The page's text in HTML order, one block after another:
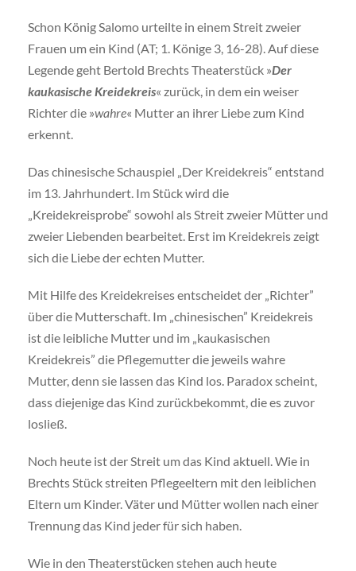
Schon König Salomo urteilte in einem Streit zweier
Frauen um ein Kind (AT; 1. Könige 3, 16-28). Auf diese
Legende geht Bertold Brechts Theaterstück »Der
kaukasische Kreidekreis« zurück, in dem ein weiser
Richter die »wahre« Mutter an ihrer Liebe zum Kind
erkennt.
Das chinesische Schauspiel „Der Kreidekreis“ entstand
im 13. Jahrhundert. Im Stück wird die
„Kreidekreisprobe“ sowohl als Streit zweier Mütter und
zweier Liebenden bearbeitet. Erst im Kreidekreis zeigt
sich die Liebe der echten Mutter.
Mit Hilfe des Kreidekreises entscheidet der „Richter”
über die Mutterschaft. Im „chinesischen” Kreidekreis
ist die leibliche Mutter und im „kaukasischen
Kreidekreis” die Pflegemutter die jeweils wahre
Mutter, denn sie lassen das Kind los. Paradox scheint,
dass diejenige das Kind zurückbekommt, die es zuvor
losließ.
Noch heute ist der Streit um das Kind aktuell. Wie in
Brechts Stück streiten Pflegeeltern mit den leiblichen
Eltern um Kinder. Väter und Mütter wollen nach einer
Trennung das Kind jeder für sich haben.
Wie in den Theaterstücken stehen auch heute